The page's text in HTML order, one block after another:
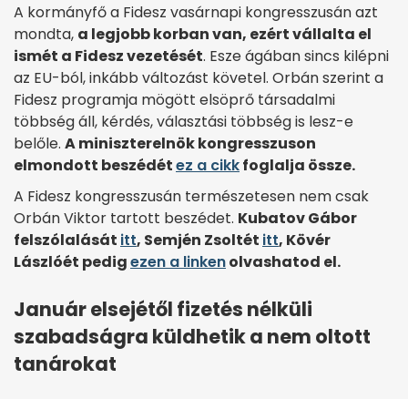
A kormányfő a Fidesz vasárnapi kongresszusán azt
mondta, a legjobb korban van, ezért vállalta el
ismét a Fidesz vezetését. Esze ágában sincs kilépni
az EU-ból, inkább változást követel. Orbán szerint a
Fidesz programja mögött elsöprő társadalmi
többség áll, kérdés, választási többség is lesz-e
belőle. A miniszterelnök kongresszuson
elmondott beszédétez a cikkfoglalja össze.
A Fidesz kongresszusán természetesen nem csak
Orbán Viktor tartott beszédet. Kubatov Gábor
felszólalását itt, Semjén Zsoltét itt, Kövér
Lászlóét pedigezen a linkenolvashatod el.
Január elsejétől fizetés nélküli
szabadságra küldhetik a nem oltott
tanárokat